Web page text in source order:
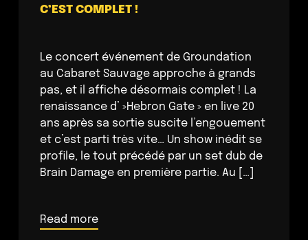
C’EST COMPLET !
Le concert événement de Groundation
au Cabaret Sauvage approche à grands
pas, et il affiche désormais complet ! La
renaissance d’ »Hebron Gate » en live 20
ans après sa sortie suscite l’engouement
et c’est parti très vite… Un show inédit se
profile, le tout précédé par un set dub de
Brain Damage en première partie. Au […]
Read more